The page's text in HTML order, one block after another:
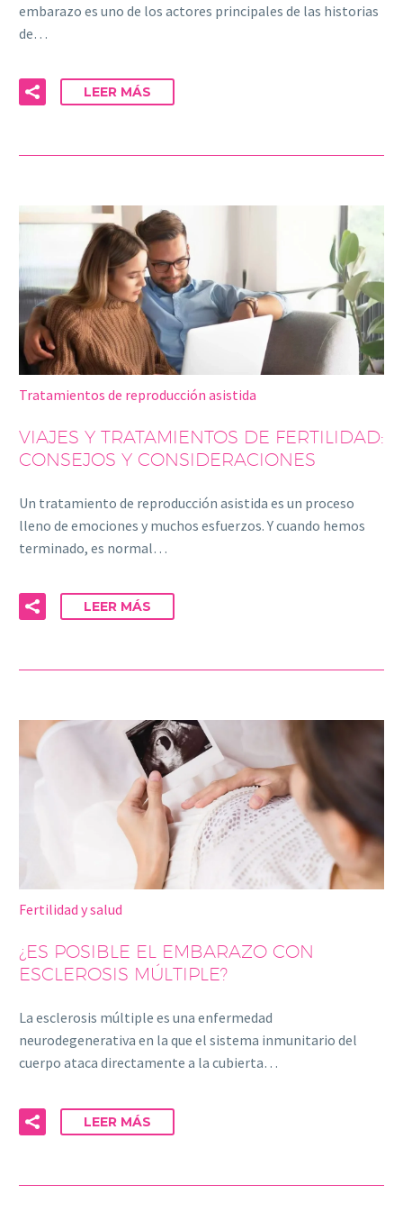
embarazo es uno de los actores principales de las historias
de…
LEER MÁS
Tratamientos de reproducción asistida
VIAJES Y TRATAMIENTOS DE FERTILIDAD:
CONSEJOS Y CONSIDERACIONES
Un tratamiento de reproducción asistida es un proceso
lleno de emociones y muchos esfuerzos. Y cuando hemos
terminado, es normal…
LEER MÁS
Fertilidad y salud
¿ES POSIBLE EL EMBARAZO CON
ESCLEROSIS MÚLTIPLE?
La esclerosis múltiple es una enfermedad
neurodegenerativa en la que el sistema inmunitario del
cuerpo ataca directamente a la cubierta…
LEER MÁS